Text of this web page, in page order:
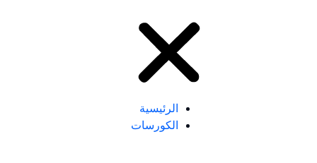
الرئيسية
الكورسات